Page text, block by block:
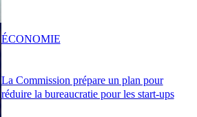
La Commission prépare un plan pour
réduire la bureaucratie pour les start-ups
ÉCONOMIE